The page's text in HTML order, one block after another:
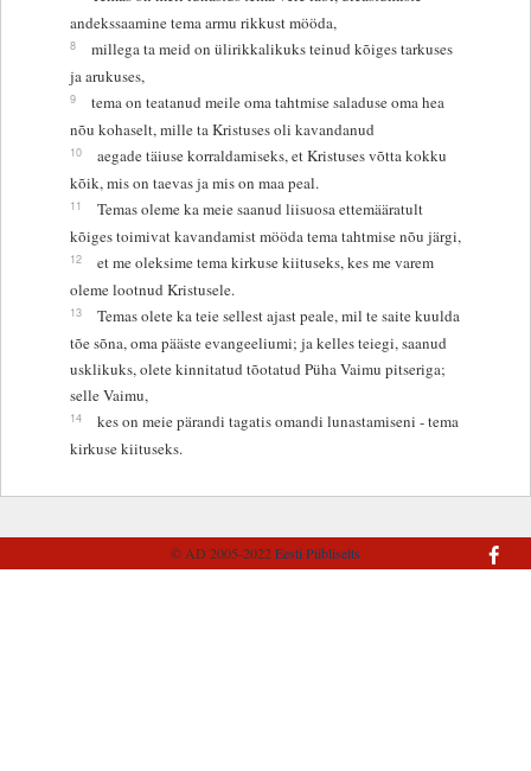
andekssaamine tema armu rikkust mööda,
8
millega ta meid on ülirikkalikuks teinud kõiges tarkuses
ja arukuses,
9
tema on teatanud meile oma tahtmise saladuse oma hea
nõu kohaselt, mille ta Kristuses oli kavandanud
10
aegade täiuse korraldamiseks, et Kristuses võtta kokku
kõik, mis on taevas ja mis on maa peal.
11
Temas oleme ka meie saanud liisuosa ettemääratult
kõiges toimivat kavandamist mööda tema tahtmise nõu järgi,
12
et me oleksime tema kirkuse kiituseks, kes me varem
oleme lootnud Kristusele.
13
Temas olete ka teie sellest ajast peale, mil te saite kuulda
tõe sõna, oma pääste evangeeliumi; ja kelles teiegi, saanud
usklikuks, olete kinnitatud tõotatud Püha Vaimu pitseriga;
selle Vaimu,
14
kes on meie pärandi tagatis omandi lunastamiseni - tema
kirkuse kiituseks.
© AD 2005-2022Eesti Piibliselts